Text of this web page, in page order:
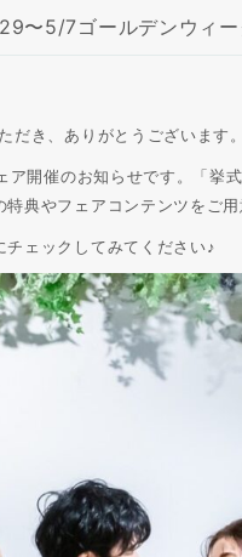
〜5/7ゴールデンウィ
だき、ありがとうございます。
ア開催のお知らせです。「挙
典やフェアコンテンツをご用
ェックしてみてください♪